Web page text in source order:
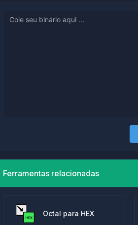
Ferramentas relacionadas
Octal para HEX